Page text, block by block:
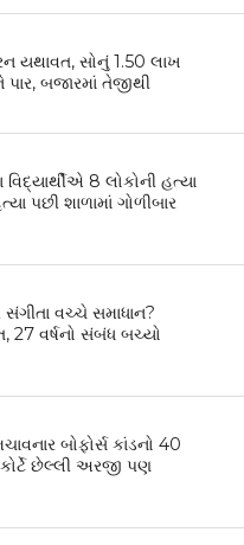
યથાવત, સોનું 1.50 લાખ
બજારમાં તેજીથી
8 લોકોની હત્યા
પછી શાળામાં ગોળીબાર
વચ્ચે સમાધાન?
27 વર્ષનો સંબંધ બચ્યો
બોફોર્સ કાંડનો 40
છેલ્લી અરજી પણ